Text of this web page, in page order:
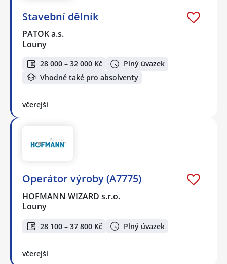
Stavební dělník
PATOK a.s.
Louny
28 000 – 32 000 Kč
Plný úvazek
Vhodné také pro absolventy
včerejší
Operátor výroby (A7775)
HOFMANN WIZARD s.r.o.
Louny
28 100 – 37 800 Kč Plný úvazek
včerejší